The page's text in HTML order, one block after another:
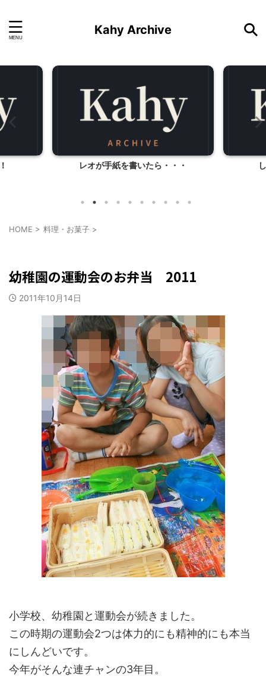
Kahy Archive
・ しらす（静岡県浜松市）
HOME > 料理・お菓子 >
幼稚園の運動会のお弁当 2011
2011年10月14日
小学校、幼稚園と運動会が続きました。
この時期の運動会2つは体力的にも精神的にも本当
にしんどいです。
今年がそんな連チャンの3年目。